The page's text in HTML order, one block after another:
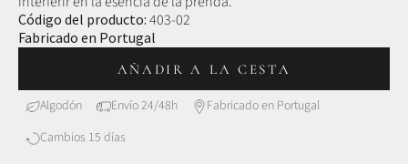
Código del producto: 403-02
Fabricado en Portugal
AÑADIR A LA CESTA
Algodón Envío 24/48h
Fabricado en Portugal
Cambios 15 días